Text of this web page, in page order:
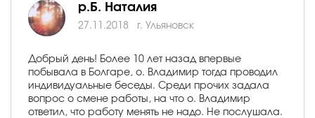
р.Б. Наталия
27.11.2018 г. Ульяновск
Добрый день! Более 10 лет назад впервые
побывала в Болгаре, о. Владимир тогда проводил
индивидуальные беседы. Среди прочих задала
вопрос о смене работы, на что о. Владимир
ответил, что работу менять не надо. Не послушала.